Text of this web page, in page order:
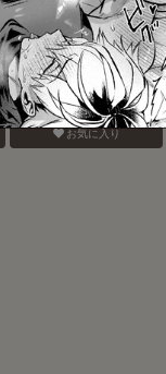
おねがいだからいいこと
聞いて
お気に入り